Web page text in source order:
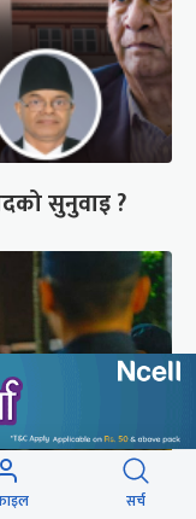
सुनुवाइ ?
सर्च